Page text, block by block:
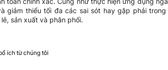
giảm thiểu tối đa các sai sót hay gặp phải
sản xuất và phân phối.
ích từ chúng tôi​